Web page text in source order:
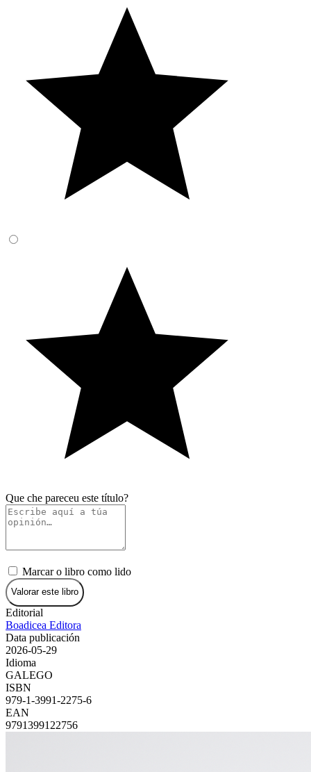
Que che pareceu este título?
Marcar o libro como lido
Valorar este libro
Editorial
Boadicea Editora
Data publicación
2026-05-29
Idioma
GALEGO
ISBN
979-1-3991-2275-6
EAN
9791399122756